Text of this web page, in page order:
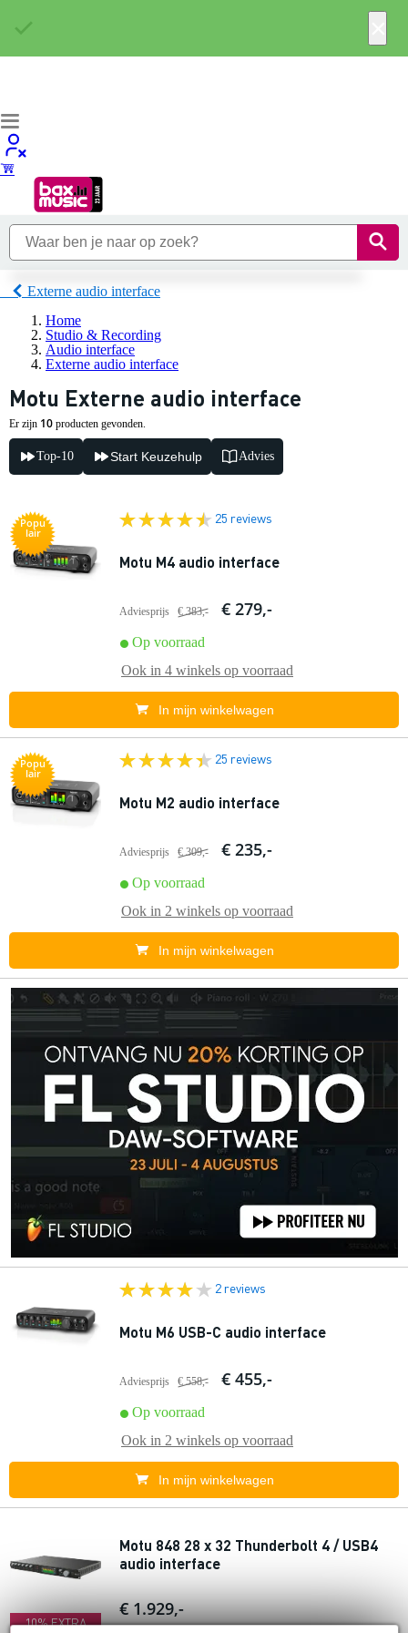
Externe audio interface
Home
Studio & Recording
Audio interface
Externe audio interface
Motu Externe audio interface
Er zijn 10 producten gevonden.
Top-10 Start Keuzehulp Advies
Popu
lair
25 reviews
Motu M4 audio interface
Adviesprijs € 383,- € 279,-
Op voorraad
Ook in 4 winkels op voorraad
In mijn winkelwagen
Popu
lair
25 reviews
Motu M2 audio interface
Adviesprijs € 309,- € 235,-
Op voorraad
Ook in 2 winkels op voorraad
In mijn winkelwagen
2 reviews
Motu M6 USB-C audio interface
Adviesprijs € 558,- € 455,-
Op voorraad
Ook in 2 winkels op voorraad
In mijn winkelwagen
10% EXTRA
Motu 848 28 x 32 Thunderbolt 4 / USB4
audio interface
€ 1.929,-